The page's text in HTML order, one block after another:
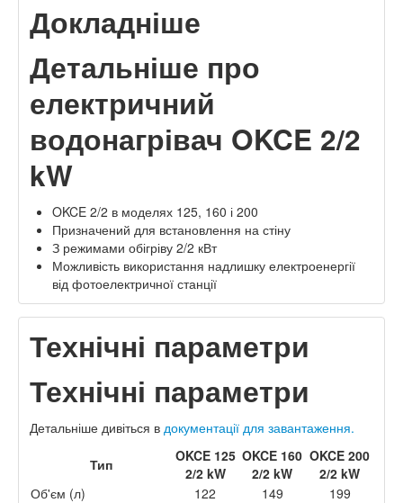
Докладніше
Детальніше про
електричний
водонагрівач OKCE 2/2
kW
OKCE 2/2 в моделях 125, 160 і 200
Призначений для встановлення на стіну
З режимами обігріву 2/2 кВт
Можливість використання надлишку електроенергії
від фотоелектричної станції
Технічні параметри
Технічні параметри
Детальніше дивіться в документації для завантаження.
Тип
OKCE 125
2/2 kW
OKCE 160
2/2 kW
OKCE 200
2/2 kW
Об'єм (л)
122 149
199